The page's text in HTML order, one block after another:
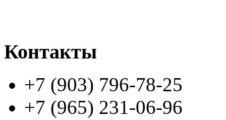
Контакты
+7 (903) 796-78-25
+7 (965) 231-06-96